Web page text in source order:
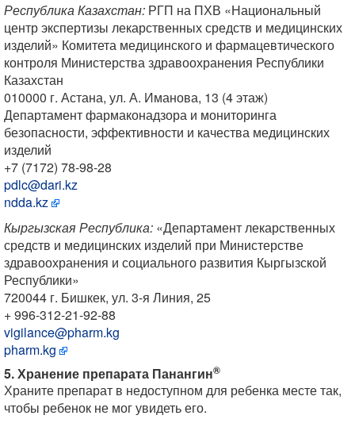
Республика Казахстан: РГП на ПХВ «Национальный
центр экспертизы лекарственных средств и медицинских
изделий» Комитета медицинского и фармацевтического
контроля Министерства здравоохранения Республики
Казахстан
010000 г. Астана, ул. А. Иманова, 13 (4 этаж)
Департамент фармаконадзора и мониторинга
безопасности, эффективности и качества медицинских
изделий
+7 (7172) 78-98-28
pdlc@dari.kz
ndda.kz
Кыргызская Республика: «Департамент лекарственных
средств и медицинских изделий при Министерстве
здравоохранения и социального развития Кыргызской
Республики»
720044 г. Бишкек, ул. 3-я Линия, 25
+ 996-312-21-92-88
vigilance@pharm.kg
pharm.kg
5. Хранение препарата Панангин®
Храните препарат в недоступном для ребенка месте так,
чтобы ребенок не мог увидеть его.